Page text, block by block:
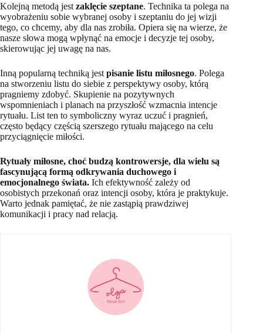
Kolejną metodą jest zaklęcie szeptane. Technika ta polega na
wyobrażeniu sobie wybranej osoby i szeptaniu do jej wizji
tego, co chcemy, aby dla nas zrobiła. Opiera się na wierze, że
nasze słowa mogą wpłynąć na emocje i decyzje tej osoby,
skierowując jej uwagę na nas.
Inną popularną techniką jest pisanie listu miłosnego. Polega
na stworzeniu listu do siebie z perspektywy osoby, którą
pragniemy zdobyć. Skupienie na pozytywnych
wspomnieniach i planach na przyszłość wzmacnia intencje
rytuału. List ten to symboliczny wyraz uczuć i pragnień,
często będący częścią szerszego rytuału mającego na celu
przyciągnięcie miłości.
Rytuały miłosne, choć budzą kontrowersje, dla wielu są
fascynującą formą odkrywania duchowego i
emocjonalnego świata. Ich efektywność zależy od
osobistych przekonań oraz intencji osoby, która je praktykuje.
Warto jednak pamiętać, że nie zastąpią prawdziwej
komunikacji i pracy nad relacją.